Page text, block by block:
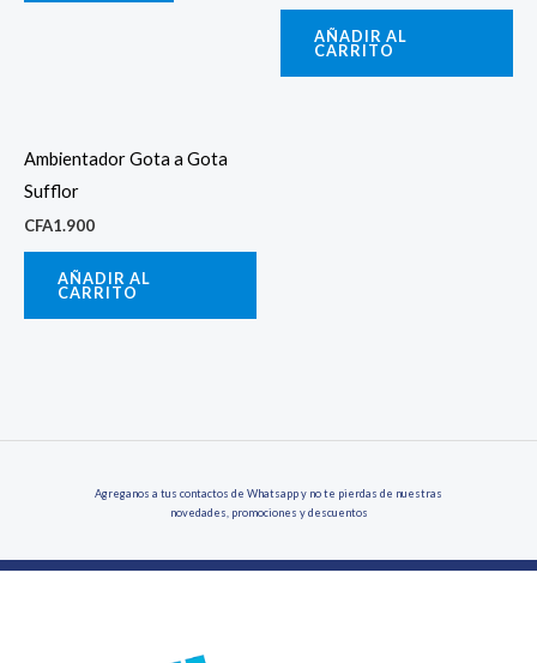
AÑADIR AL
CARRITO
Ambientador Gota a Gota
Sufflor
CFA1.900
AÑADIR AL
CARRITO
Agreganos a tus contactos de Whatsapp y no te pierdas de nuestras
novedades, promociones y descuentos